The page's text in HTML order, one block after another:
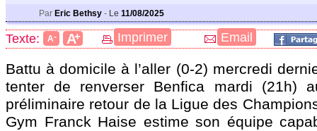
Par Eric Bethsy - Le 11/08/2025
Texte: A- A+ Imprimer Email
Battu à domicile à l’aller (0-2) mercredi
tenter de renverser Benfica mardi (21h)
préliminaire retour de la Ligue des
Gym Franck Haise estime son équipe